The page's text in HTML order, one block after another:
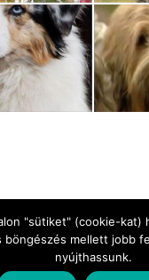
Impresszum
"sütiket" (cookie-kat)
böngészés mellett jobb
nyújthassunk.